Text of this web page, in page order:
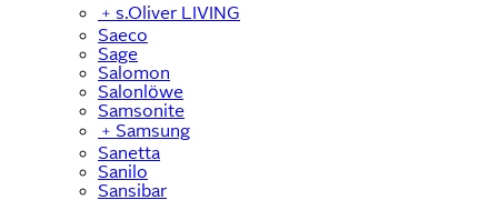
﹢ s.Oliver LIVING
Saeco
Sage
Salomon
Salonlöwe
Samsonite
﹢ Samsung
Sanetta
Sanilo
Sansibar